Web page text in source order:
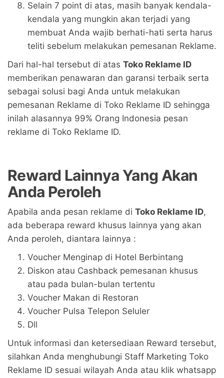
Selain 7 point di atas, masih banyak kendala-
kendala yang mungkin akan terjadi yang
membuat Anda wajib berhati-hati serta harus
teliti sebelum melakukan pemesanan Reklame.
Dari hal-hal tersebut di atas Toko Reklame ID
memberikan penawaran dan garansi terbaik serta
sebagai solusi bagi Anda untuk melakukan
pemesanan Reklame di Toko Reklame ID sehingga
inilah alasannya 99% Orang Indonesia pesan
reklame di Toko Reklame ID.
Reward Lainnya Yang Akan
Anda Peroleh
Apabila anda pesan reklame di Toko Reklame ID,
ada beberapa reward khusus lainnya yang akan
Anda peroleh, diantara lainnya :
Voucher Menginap di Hotel Berbintang
Diskon atau Cashback pemesanan khusus
atau pada bulan-bulan tertentu
Voucher Makan di Restoran
Voucher Pulsa Telepon Seluler
Dll
Untuk informasi dan ketersediaan Reward tersebut,
silahkan Anda menghubungi Staff Marketing Toko
Reklame ID sesuai wilayah Anda atau klik whatsapp